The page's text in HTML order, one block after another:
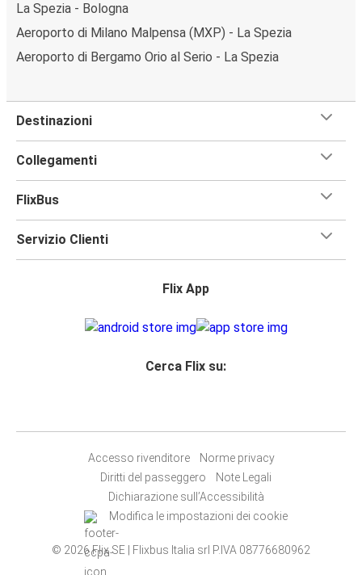
La Spezia - Bologna
Aeroporto di Milano Malpensa (MXP) - La Spezia
Aeroporto di Bergamo Orio al Serio - La Spezia
Destinazioni
Collegamenti
FlixBus
Servizio Clienti
Flix App
Cerca Flix su:
Accesso rivenditore
Norme privacy
Diritti del passeggero
Note Legali
Dichiarazione sull’Accessibilità
Modifica le impostazioni dei cookie
© 2026 Flix SE | Flixbus Italia srl P.IVA 08776680962